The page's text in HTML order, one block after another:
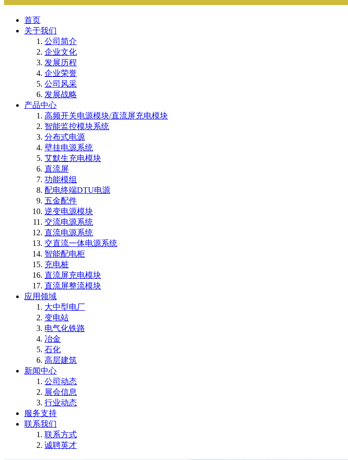
首页
关于我们
公司简介
企业文化
发展历程
企业荣誉
公司风采
发展战略
产品中心
高频开关电源模块/直流屏充电模块
智能监控模块系统
分布式电源
壁挂电源系统
艾默生充电模块
直流屏
功能模组
配电终端DTU电源
五金配件
逆变电源模块
交流电源系统
直流电源系统
交直流一体电源系统
智能配电柜
充电桩
直流屏充电模块
直流屏整流模块
应用领域
大中型电厂
变电站
电气化铁路
冶金
石化
高层建筑
新闻中心
公司动态
展会信息
行业动态
服务支持
联系我们
联系方式
诚聘英才